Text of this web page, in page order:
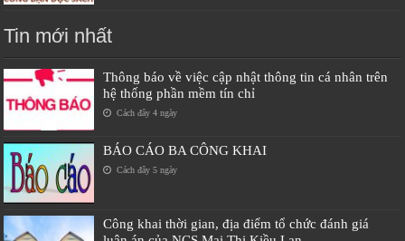
Tin mới nhất
Thông báo về việc cập nhật thông tin cá nhân trên
hệ thống phần mềm tín chỉ
Cách đây 4 ngày
BÁO CÁO BA CÔNG KHAI
Cách đây 5 ngày
Công khai thời gian, địa điểm tổ chức đánh giá